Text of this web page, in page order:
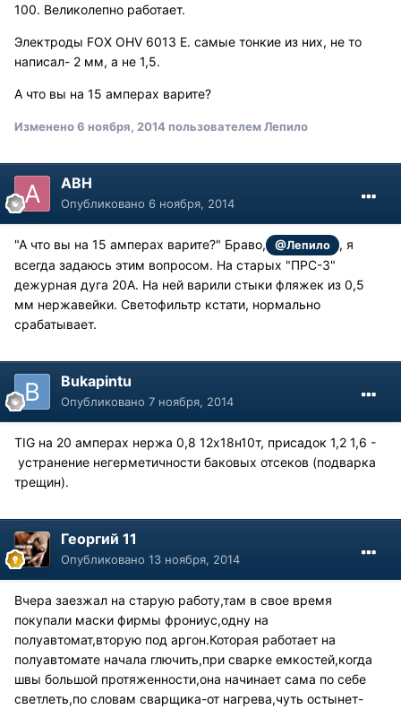
100. Великолепно работает.
Электроды FOX OHV 6013 E. самые тонкие из них, не то
написал- 2 мм, а не 1,5.
А что вы на 15 амперах варите?
Изменено6 ноября, 2014пользователем Лепило
АВН
Опубликовано 6 ноября, 2014
"А что вы на 15 амперах варите?" Браво, @Лепило
, я
всегда задаюсь этим вопросом. На старых "ПРС-3"
дежурная дуга 20А. На ней варили стыки фляжек из 0,5
мм нержавейки. Светофильтр кстати, нормально
срабатывает.
Bukapintu
Опубликовано 7 ноября, 2014
TIG на 20 амперах нержа 0,8 12х18н10т, присадок 1,2 1,6 -
устранение негерметичности баковых отсеков (подварка
трещин).
Георгий 11
Опубликовано 13 ноября, 2014
Вчера заезжал на старую работу,там в свое время
покупали маски фирмы фрониус,одну на
полуавтомат,вторую под аргон.Которая работает на
полуавтомате начала глючить,при сварке емкостей,когда
швы большой протяженности,она начинает сама по себе
светлеть,по словам сварщика-от нагрева,чуть остынет-